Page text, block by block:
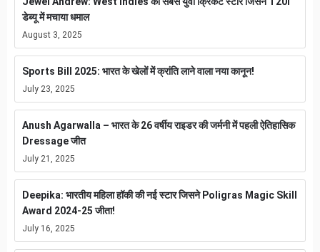
डेब्यू में मचाया धमाल
August 3, 2025
Sports Bill 2025: भारत के खेलों में क्रांति लाने वाला नया कानून!
July 23, 2025
Anush Agarwalla – भारत के 26 वर्षीय राइडर की जर्मनी में पहली ऐतिहासिक
Dressage जीत
July 21, 2025
Deepika: भारतीय महिला हॉकी की नई स्टार जिसने Poligras Magic Skill
Award 2024-25 जीता!
July 16, 2025